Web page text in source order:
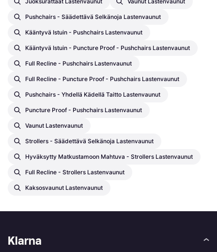
Pushchairs - Säädettävä Selkänoja Lastenvaunut
Kääntyvä Istuin - Pushchairs Lastenvaunut
Kääntyvä Istuin - Puncture Proof - Pushchairs Lastenvaunut
Full Recline - Pushchairs Lastenvaunut
Full Recline - Puncture Proof - Pushchairs Lastenvaunut
Pushchairs - Yhdellä Kädellä Taitto Lastenvaunut
Puncture Proof - Pushchairs Lastenvaunut
Vaunut Lastenvaunut
Strollers - Säädettävä Selkänoja Lastenvaunut
Hyväksytty Matkustamoon Mahtuva - Strollers Lastenvaunut
Full Recline - Strollers Lastenvaunut
Kaksosvaunut Lastenvaunut
Klarna